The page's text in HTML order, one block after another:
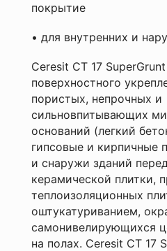
покрытие
• для внутренних и
Ceresit CT 17
поверхностного
пористых, непрочных и
сильновпитывающих
оснований (легкий
гипсовые и кирпичные
и снаружи зданий
керамической плитки,
теплоизоляционных
оштукатуриванием,
самонивелирующихся
на полах. Ceresit CT 17
Назначение
и
работы
Производитель
Ceresit
(Церезит)
Расход
от
5,2
до
26
м2/
л
Способ
нанесения
кисть,
Ваше
имя
—
Комментарий